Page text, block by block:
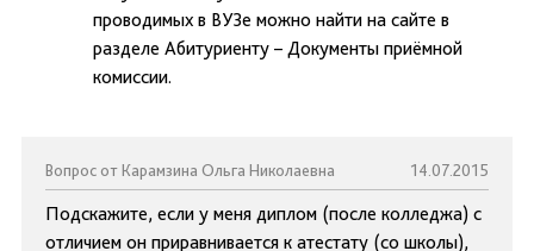
проводимых в ВУЗе можно найти на сайте в
разделе Абитуриенту – Документы приёмной
комиссии.
Вопрос от Карамзина Ольга Николаевна 14.07.2015
Подскажите, если у меня диплом (после колледжа) с
отличием он приравнивается к атестату (со школы),